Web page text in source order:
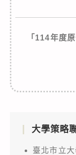
「114年度
大學策略
臺北市立大